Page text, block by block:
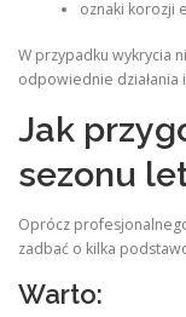
oznaki korozji
W przypadku wykrycia
odpowiednie działania
Jak
sezonu
Oprócz
zadbać o kilka
Warto: